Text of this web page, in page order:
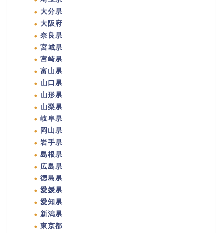
大分県
大阪府
奈良県
宮城県
宮崎県
富山県
山口県
山形県
山梨県
岐阜県
岡山県
岩手県
島根県
広島県
徳島県
愛媛県
愛知県
新潟県
東京都